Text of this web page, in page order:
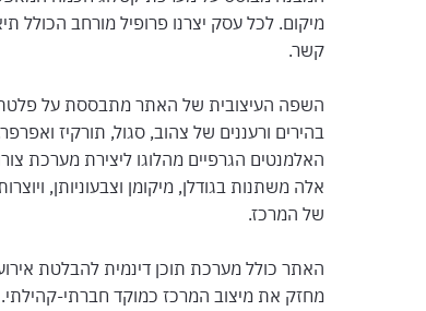
מיקום. לכל עסק יצרנו פרופיל מורחב הכולל
קשר.
השפה העיצובית של האתר מתבססת על פלטת
בהירים ורעננים של צהוב, סגול, תורקיז
האלמנטים הגרפיים מהלוגו ליצירת מערכת
אלה משתנות בגודלן, מיקומן וצבעוניותן,
של המרכז.
האתר כולל מערכת תוכן דינמית להבלטת
מחזק את מיצוב המרכז כמוקד חברתי-